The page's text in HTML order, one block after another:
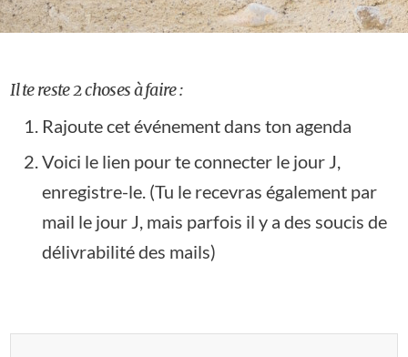
Il te reste 2 choses à faire :
Rajoute cet événement dans ton agenda
Voici le lien pour te connecter le jour J,
enregistre-le. (Tu le recevras également par
mail le jour J, mais parfois il y a des soucis de
délivrabilité des mails)